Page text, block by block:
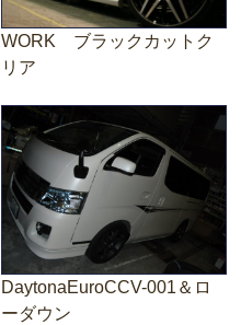
WORK ブラックカットク
リア
DaytonaEuroCCV-001＆ロ
ーダウン